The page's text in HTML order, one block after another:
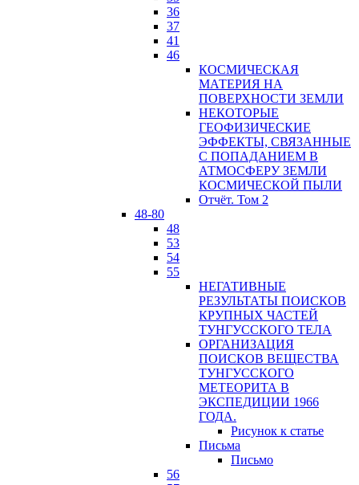
36
37
41
46
КОСМИЧЕСКАЯ
МАТЕРИЯ НА
ПОВЕРХНОСТИ ЗЕМЛИ
НЕКОТОРЫЕ
ГЕОФИЗИЧЕСКИЕ
ЭФФЕКТЫ, СВЯЗАННЫЕ
С ПОПАДАНИЕМ В
АТМОСФЕРУ ЗЕМЛИ
КОСМИЧЕСКОЙ ПЫЛИ
Отчёт. Том 2
48-80
48
53
54
55
НЕГАТИВНЫЕ
РЕЗУЛЬТАТЫ ПОИСКОВ
КРУПНЫХ ЧАСТЕЙ
ТУНГУССКОГО ТЕЛА
ОРГАНИЗАЦИЯ
ПОИСКОВ ВЕЩЕСТВА
ТУНГУССКОГО
МЕТЕОРИТА В
ЭКСПЕДИЦИИ 1966
ГОДА.
Рисунок к статье
Письма
Письмо
56